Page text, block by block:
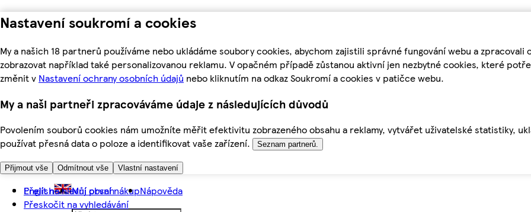
Nastavení soukromí a cookies
My a našich 18 partnerů používáme nebo ukládáme soubory cookies, abychom zajistili správné fungování webu a
zobrazovat například také personalizovanou reklamu. V opačném případě zůstanou aktivní jen nezbytné cookies, které
změnit v Nastavení ochrany osobních údajů nebo kliknutím na odkaz Soukromí a cookies v patičce webu.
My a naši partneři zpracováváme údaje z následujících důvodů
Povolením souborů cookies nám umožníte měřit efektivitu zobrazeného obsahu a reklamy, vytvářet uživatelské statistiky,
používat přesná data o poloze a identifikovat vaše zařízení.
Seznam partnerů.
Přijmout vše Odmítnout vše Vlastní nastavení
Přejít na hlavní obsah
Přeskočit na vyhledávání
English Můj první nákupNápověda